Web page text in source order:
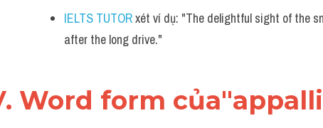
IELTS TUTOR xét ví dụ: "The delightful sight of the
after the long drive."
Word form